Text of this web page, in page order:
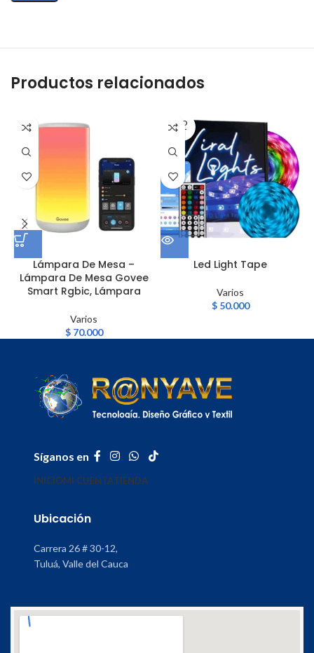
Productos relacionados
Lámpara De Mesa –
Lámpara De Mesa Govee
Smart Rgbic, Lámpara
Varios
$70.000
SOLD
OUT
Led Light Tape
Varios
$50.000
Síganos en
INICIOMI CUENTATIENDA
Ubicación
Carrera 26 # 30-12,
Tuluá, Valle del Cauca